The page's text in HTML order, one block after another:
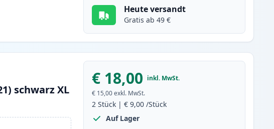
Heute versandt
Gratis ab 49 €
schwarz XL
€ 18,00 inkl. MwSt.
€ 15,00 exkl. MwSt.
2 Stück |€ 9,00 /Stück
Auf Lager